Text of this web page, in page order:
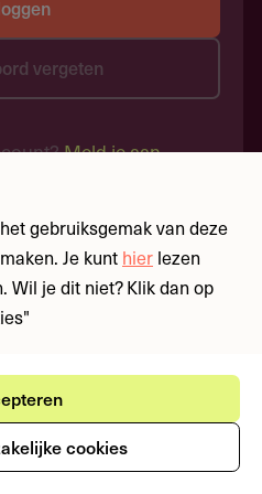
vergeten
Meld je aan
gebruiksgemak van deze
Je kunt hier lezen
Wil je dit niet? Klik dan op
cookies